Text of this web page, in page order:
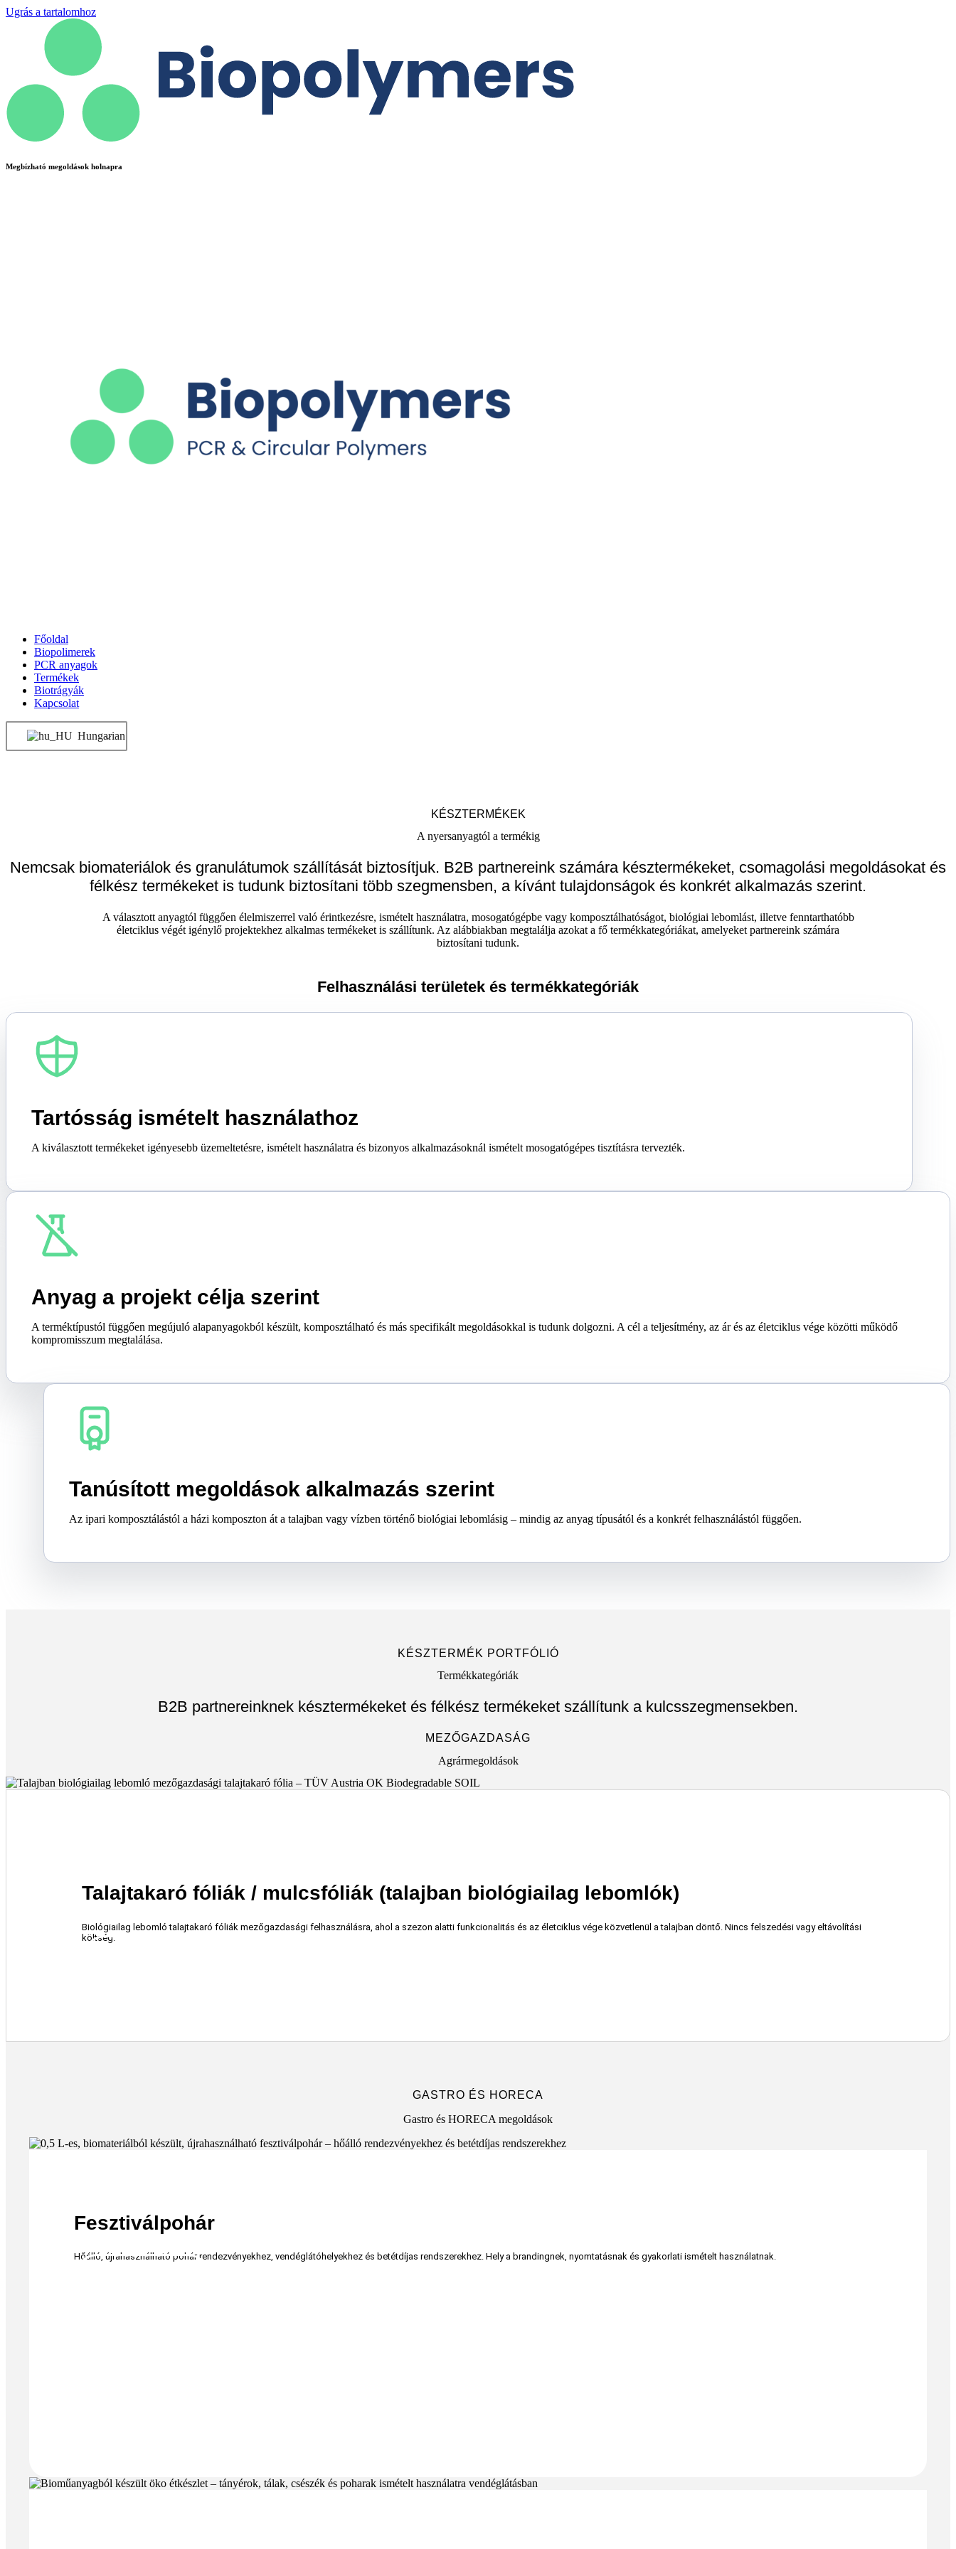
Ugrás a tartalomhoz
Megbízható megoldások holnapra
Főoldal
Biopolimerek
PCR anyagok
Termékek
Biotrágyák
Kapcsolat
Hungarian
KÉSZTERMÉKEK
A nyersanyagtól a termékig
Nemcsak biomateriálok és granulátumok szállítását biztosítjuk. B2B partnereink számára késztermékeket, csomagolási megoldásokat és
félkész termékeket is tudunk biztosítani több szegmensben, a kívánt tulajdonságok és konkrét alkalmazás szerint.
A választott anyagtól függően élelmiszerrel való érintkezésre, ismételt használatra, mosogatógépbe vagy komposztálhatóságot, biológiai lebomlást, illetve fenntarthatóbb
életciklus végét igénylő projektekhez alkalmas termékeket is szállítunk. Az alábbiakban megtalálja azokat a fő termékkategóriákat, amelyeket partnereink számára
biztosítani tudunk.
Felhasználási területek és termékkategóriák
Tartósság ismételt használathoz
A kiválasztott termékeket igényesebb üzemeltetésre, ismételt használatra és bizonyos alkalmazásoknál ismételt mosogatógépes tisztításra tervezték.
Anyag a projekt célja szerint
A terméktípustól függően megújuló alapanyagokból készült, komposztálható és más specifikált megoldásokkal is tudunk dolgozni. A cél a teljesítmény, az ár és az életciklus vége közötti működő
kompromisszum megtalálása.
Tanúsított megoldások alkalmazás szerint
Az ipari komposztálástól a házi komposzton át a talajban vagy vízben történő biológiai lebomlásig – mindig az anyag típusától és a konkrét felhasználástól függően.
KÉSZTERMÉK PORTFÓLIÓ
Termékkategóriák
B2B partnereinknek késztermékeket és félkész termékeket szállítunk a kulcsszegmensekben.
MEZŐGAZDASÁG
Agrármegoldások
Talajtakaró fóliák / mulcsfóliák (talajban biológiailag lebomlók)
Biológiailag lebomló talajtakaró fóliák mezőgazdasági felhasználásra, ahol a szezon alatti funkcionalitás és az életciklus vége közvetlenül a talajban döntő. Nincs felszedési vagy eltávolítási
költség.
GASTRO ÉS HORECA
Gastro és HORECA megoldások
Fesztiválpohár
Hőálló, újrahasználható pohár rendezvényekhez, vendéglátóhelyekhez és betétdíjas rendszerekhez. Hely a brandingnek, nyomtatásnak és gyakorlati ismételt használatnak.